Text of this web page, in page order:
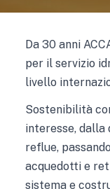
Da 30 anni
per il servizio
livello
Sostenibilità
interesse, dalla
reflue,
acquedotti e
sistema e